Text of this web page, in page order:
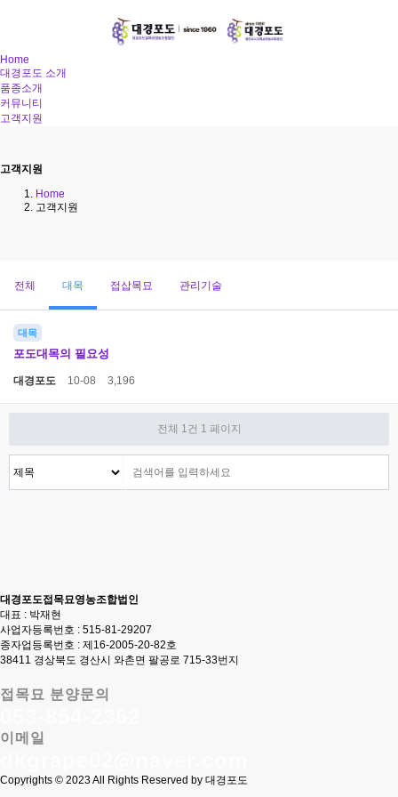
Home
대경포도 소개
품종소개
커뮤니티
고객지원
고객지원
Home
고객지원
전체 대목 접삽목묘 관리기술
대목
포도대목의 필요성
대경포도 10-08 3,196
전체 1건 1 페이지
대경포도접목묘영농조합법인
대표 : 박재현
사업자등록번호 : 515-81-29207
종자업등록번호 : 제16-2005-20-82호
38411 경상북도 경산시 와촌면 팔공로 715-33번지
접목묘 분양문의
이메일
Copyrights © 2023 All Rights Reserved by 대경포도